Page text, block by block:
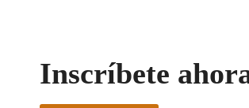
Inscríbete